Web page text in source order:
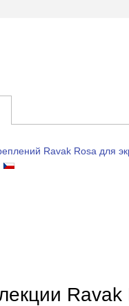
Ravak Rosa для
Ravak